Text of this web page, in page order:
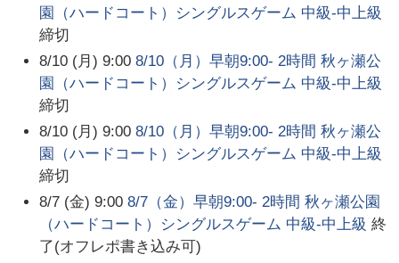
園（ハードコート）シングルスゲーム 中級-中上級
締切
8/10 (月) 9:00 8/10（月）早朝9:00- 2時間 秋ヶ瀬公
園（ハードコート）シングルスゲーム 中級-中上級
締切
8/10 (月) 9:00 8/10（月）早朝9:00- 2時間 秋ヶ瀬公
園（ハードコート）シングルスゲーム 中級-中上級
締切
8/7 (金) 9:00 8/7（金）早朝9:00- 2時間 秋ヶ瀬公園
（ハードコート）シングルスゲーム 中級-中上級 終
了(オフレポ書き込み可)